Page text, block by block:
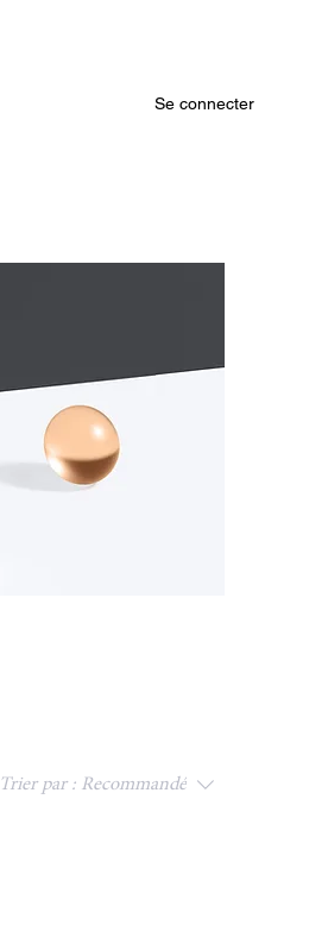
Se connecter
Trier par : Recommandé